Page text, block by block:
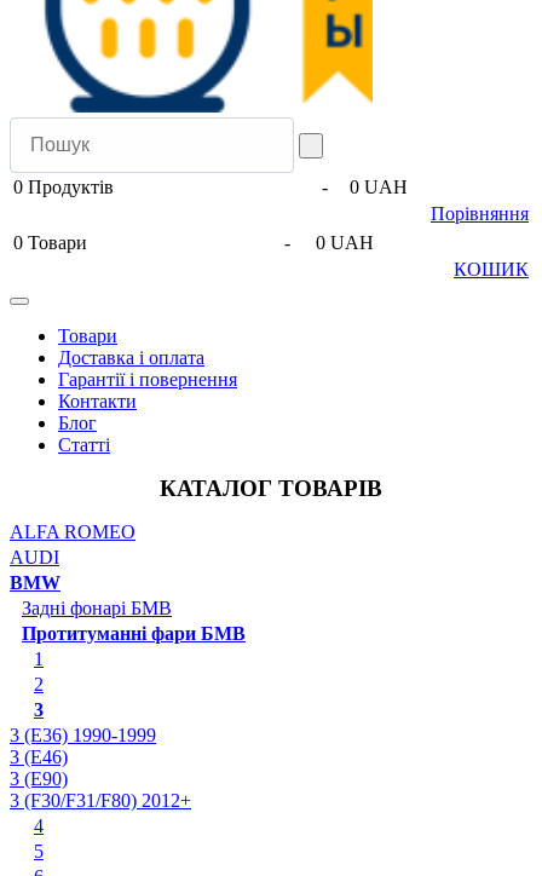
0 Продуктів -
0 UAH
Порівняння
0 Товари -
0 UAH
КОШИК
Товари
Доставка і оплата
Гарантії і повернення
Контакти
Блог
Статті
КАТАЛОГ ТОВАРІВ
ALFA ROMEO
AUDI
BMW
Задні фонарі БМВ
Протитуманні фари БМВ
1
2
3
3 (E36) 1990-1999
3 (E46)
3 (E90)
3 (F30/F31/F80) 2012+
4
5